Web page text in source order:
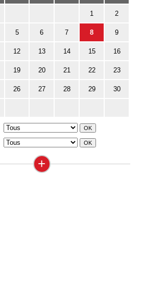
1 2
5 6 7 8 9
12 13 14 15 16
19 20 21 22 23
26 27 28 29 30
+